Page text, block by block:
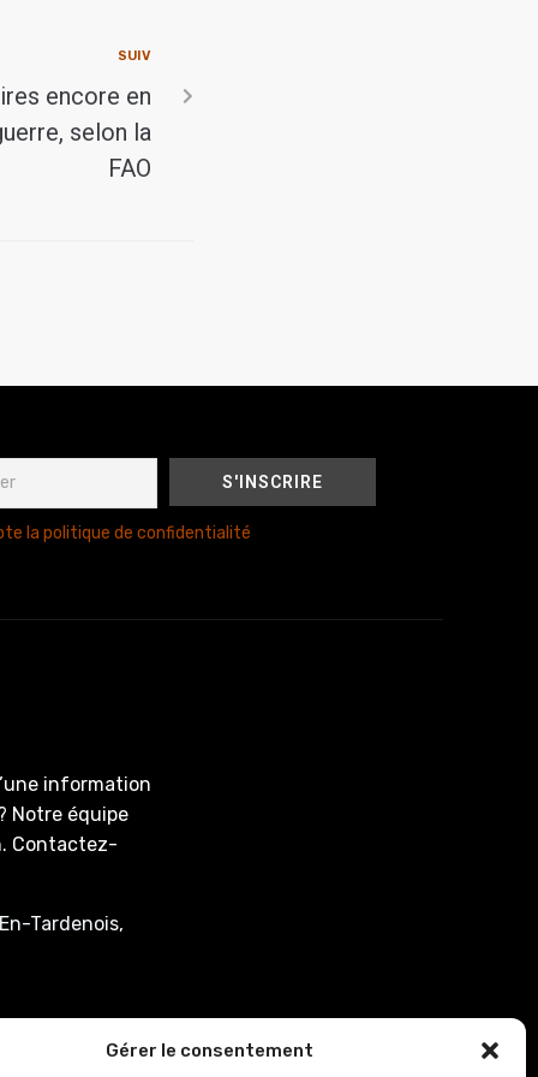
Gérer le consentement
SUIV
encore en
selon la
FAO
la politique de confidentialité
information
Notre équipe
Contactez-
Tardenois,